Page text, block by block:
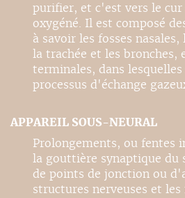
purifier, et c'est vers le
oxygéné. Il est composé
à savoir les fosses
la trachée et les bronches,
terminales, dans
processus d'échange
APPAREIL SOUS-NEURAL
Prolongements, ou fentes
la gouttière synaptique du
de points de jonction ou
structures nerveuses et les